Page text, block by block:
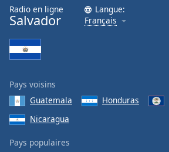
Radio en ligne
Salvador
Langue:
Français
Pays voisins
Guatemala
Honduras
Nicaragua
Pays populaires